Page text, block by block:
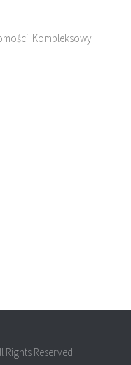
Kompleksowy
Reserved.